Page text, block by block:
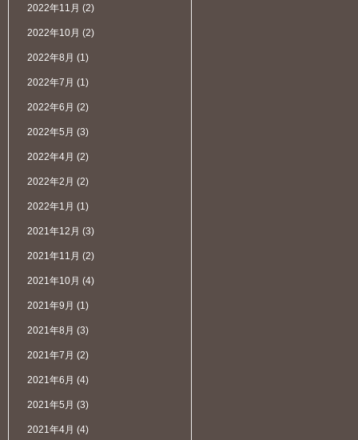
2022年11月 (2)
2022年10月 (2)
2022年8月 (1)
2022年7月 (1)
2022年6月 (2)
2022年5月 (3)
2022年4月 (2)
2022年2月 (2)
2022年1月 (1)
2021年12月 (3)
2021年11月 (2)
2021年10月 (4)
2021年9月 (1)
2021年8月 (3)
2021年7月 (2)
2021年6月 (4)
2021年5月 (3)
2021年4月 (4)